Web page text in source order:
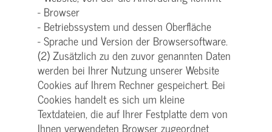
- Browser
- Betriebssystem und dessen Oberfläche
- Sprache und Version der Browsersoftware.
(2) Zusätzlich zu den zuvor genannten Daten
werden bei Ihrer Nutzung unserer Website
Cookies auf Ihrem Rechner gespeichert. Bei
Cookies handelt es sich um kleine
Textdateien, die auf Ihrer Festplatte dem von
Ihnen verwendeten Browser zugeordnet